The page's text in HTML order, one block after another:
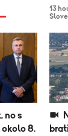
13
okolo 8.